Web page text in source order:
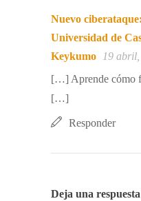
Nuevo
Universidad de
Keykumo
19
[…] Aprende cómo
[…]
Responder
Deja una respuesta